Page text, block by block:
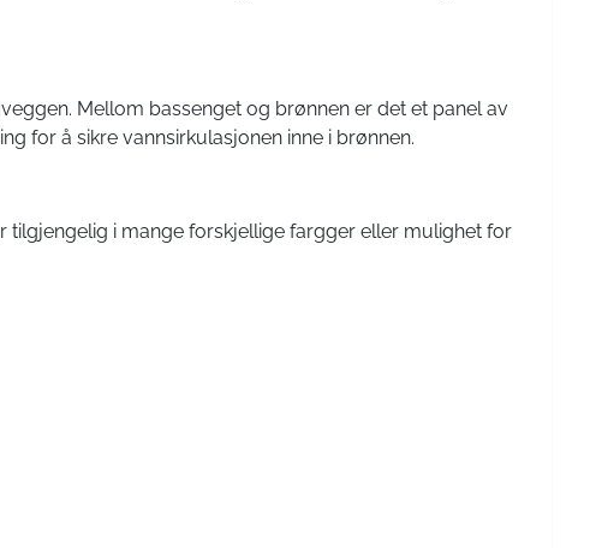
Mellom bassenget og brønnen er det et panel av
for å sikre vannsirkulasjonen inne i brønnen.
tilgjengelig i mange forskjellige fargger eller mulighet for